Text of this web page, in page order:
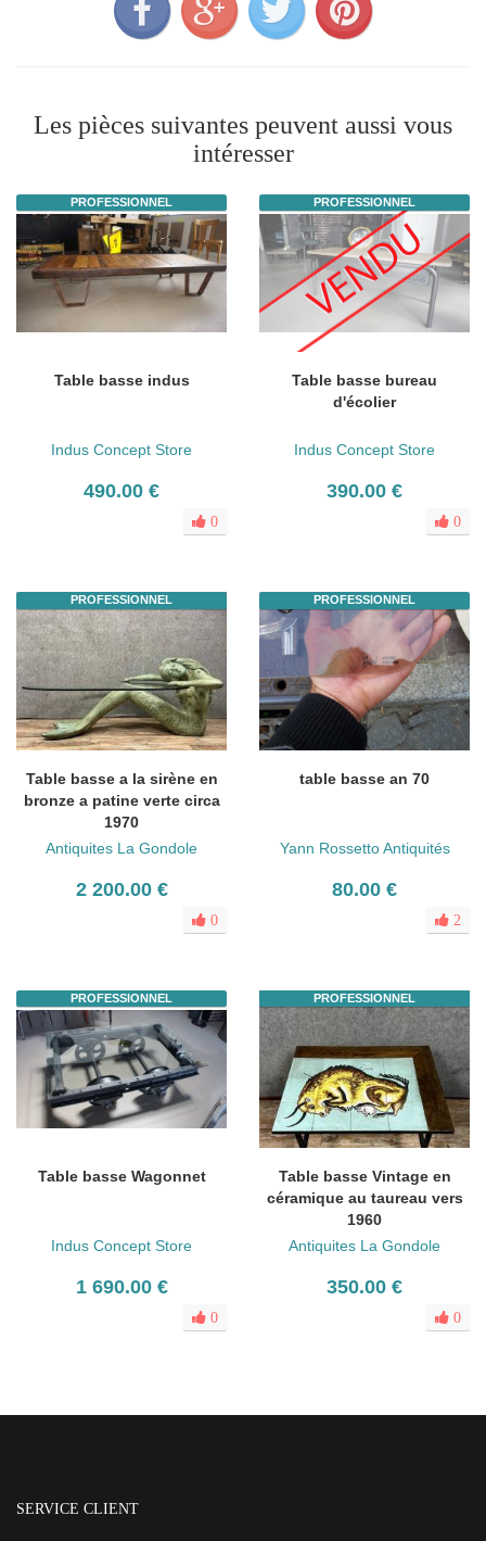
Les pièces suivantes peuvent aussi vous
intéresser
PROFESSIONNEL
Table basse indus
Indus Concept Store
490.00 €
0
PROFESSIONNEL
Table basse bureau
d'écolier
Indus Concept Store
390.00 €
0
PROFESSIONNEL
Table basse a la sirène en
bronze a patine verte circa
1970
Antiquites La Gondole
2 200.00 €
0
PROFESSIONNEL
table basse an 70
Yann Rossetto Antiquités
80.00 €
2
PROFESSIONNEL
Table basse Wagonnet
Indus Concept Store
1 690.00 €
0
PROFESSIONNEL
Table basse Vintage en
céramique au taureau vers
1960
Antiquites La Gondole
350.00 €
0
SERVICE CLIENT